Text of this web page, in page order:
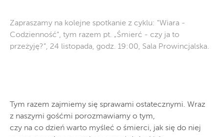
Zapraszamy na kolejne spotkanie z cyklu: "Wiara -
Codzienność", tym razem pt. „Śmierć - czy ja to
przeżyję?”, 24 listopada, godz. 19:00, Sala Prowincjalska.
Tym razem zajmiemy się sprawami ostatecznymi. Wraz
z naszymi gośćmi porozmawiamy o tym,
czy na co dzień warto myśleć o śmierci, jak się do niej